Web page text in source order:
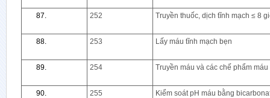
252 Truyền thuốc, dịch tĩnh mạch ≤ 8
253 Lấy máu tĩnh mạch bẹn
254 Truyền máu và các chế phẩm máu
255 Kiểm soát pH máu bằng